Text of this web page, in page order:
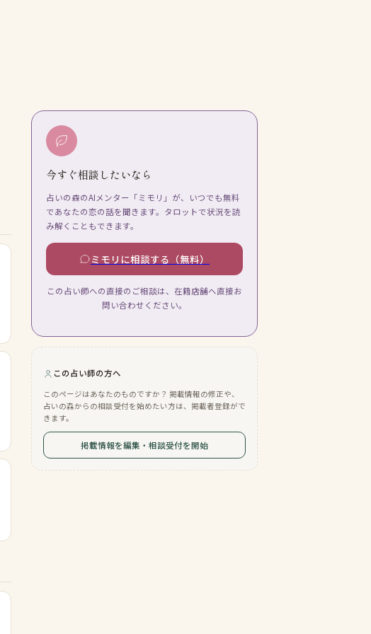
今すぐ相談したいなら
占いの森のAIメンター「ミモリ」が、いつでも無料
であなたの恋の話を聞きます。タロットで状況を読
み解くこともできます。
ミモリに相談する（無料）
この占い師への直接のご相談は、在籍店舗へ直接お
問い合わせください。
この占い師の方へ
このページはあなたのものですか？ 掲載情報の修正や、
占いの森からの相談受付を始めたい方は、掲載者登録がで
きます。
掲載情報を編集・相談受付を開始